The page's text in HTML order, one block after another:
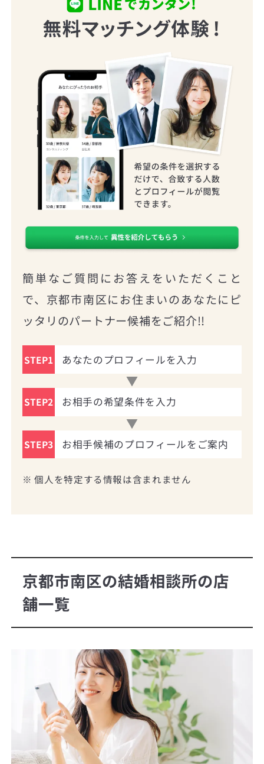
簡単なご質問にお答えをいただくこと
で、京都市南区にお住まいのあなたにピ
ッタリのパートナー候補をご紹介!!
STEP1 あなたのプロフィールを入力
STEP2 お相手の希望条件を入力
STEP3 お相手候補のプロフィールをご案内
※ 個人を特定する情報は含まれません
京都市南区の結婚相談所の店
舗一覧